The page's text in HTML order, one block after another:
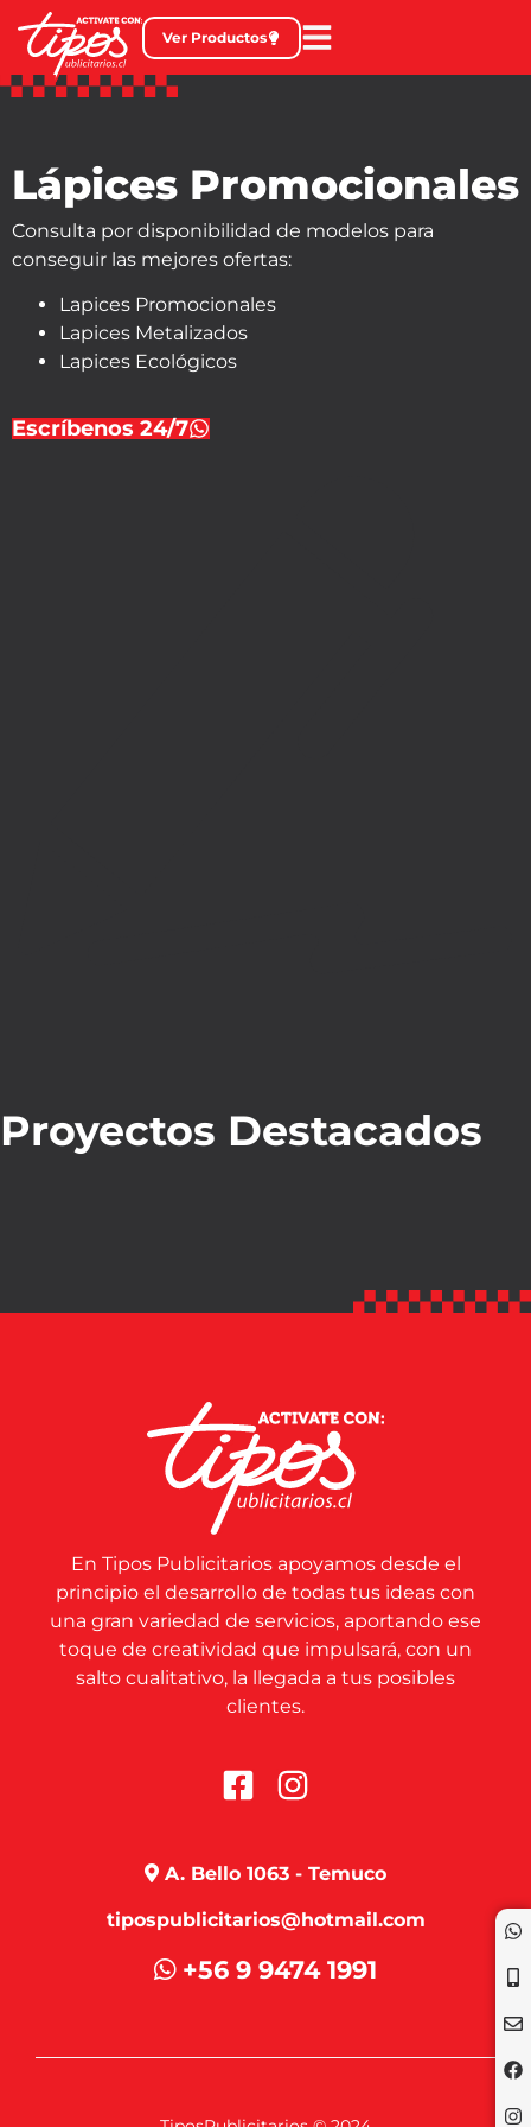
Ver Productos
Lápices Promocionales
Consulta por disponibilidad de modelos para
conseguir las mejores ofertas:
Lapices Promocionales
Lapices Metalizados
Lapices Ecológicos
Escríbenos 24/7
Proyectos Destacados
En Tipos Publicitarios apoyamos desde el
principio el desarrollo de todas tus ideas con
una gran variedad de servicios, aportando ese
toque de creatividad que impulsará, con un
salto cualitativo, la llegada a tus posibles
clientes.
A. Bello 1063 - Temuco
tipospublicitarios@hotmail.com
+56 9 9474 1991